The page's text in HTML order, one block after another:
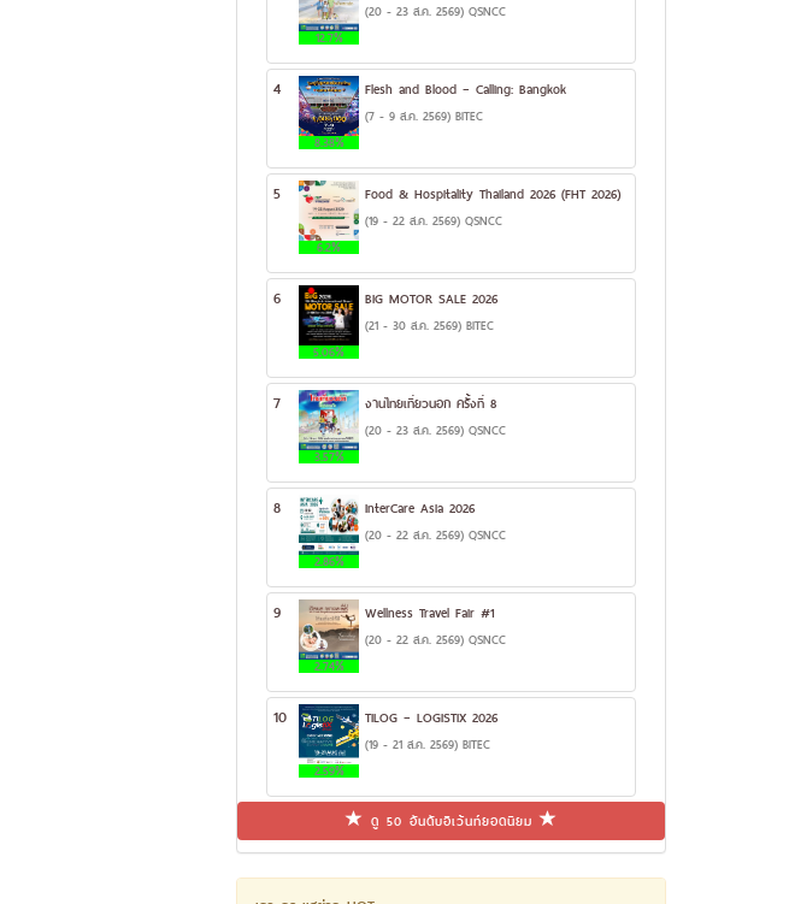
12.7%
(20 - 23 ส.ค. 2569) QSNCC
4
8.38%
Flesh and Blood – Calling: Bangkok
(7 - 9 ส.ค. 2569) BITEC
5
6.2%
Food & Hospitality Thailand 2026 (FHT 2026)
(19 - 22 ส.ค. 2569) QSNCC
6
5.06%
BIG MOTOR SALE 2026
(21 - 30 ส.ค. 2569) BITEC
7
3.57%
งานไทยเที่ยวนอก ครั้งที่ 8
(20 - 23 ส.ค. 2569) QSNCC
8
2.86%
InterCare Asia 2026
(20 - 22 ส.ค. 2569) QSNCC
9
2.74%
Wellness Travel Fair #1
(20 - 22 ส.ค. 2569) QSNCC
10
2.59%
TILOG – LOGISTIX 2026
(19 - 21 ส.ค. 2569) BITEC
ดู 50 อันดับอีเว้นท์ยอดนิยม